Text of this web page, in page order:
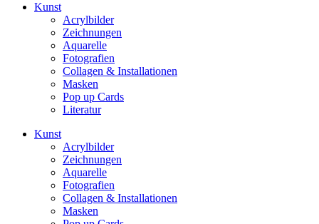
Kunst
Acrylbilder
Zeichnungen
Aquarelle
Fotografien
Collagen & Installationen
Masken
Pop up Cards
Literatur
Kunst
Acrylbilder
Zeichnungen
Aquarelle
Fotografien
Collagen & Installationen
Masken